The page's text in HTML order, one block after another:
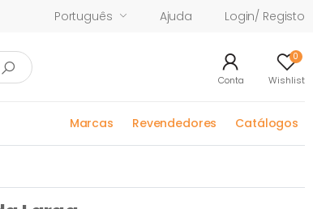
Português Ajuda Login/ Registo
Conta
0
Wishlist
Marcas Revendedores Catálogos